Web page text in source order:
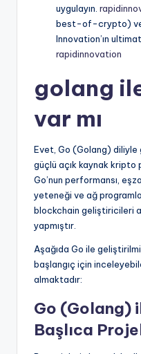
uygulayın.
best-of-crypto) ve
Innovation’ın
rapidinnovation
golang
var mı
Evet, Go (Golang)
güçlü açık kaynak kripto
Go’nun performansı,
yeteneği ve ağ
blockchain geliştiricileri
yapmıştır.
Aşağıda Go ile
başlangıç için
almaktadır:
Go (Golang)
Başlıca